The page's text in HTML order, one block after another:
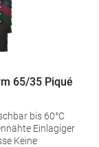
65/35 Piqué
bis 60°C
Einlagiger
Keine